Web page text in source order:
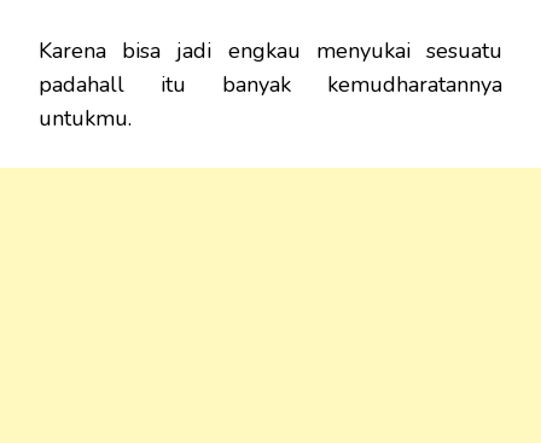
Karena bisa jadi engkau menyukai sesuatu
padahall itu banyak kemudharatannya
untukmu.